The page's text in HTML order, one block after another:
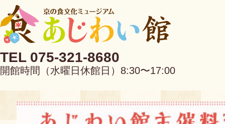
TEL 075-321-8680
開館時間（水曜日休館日）8:30〜17:00